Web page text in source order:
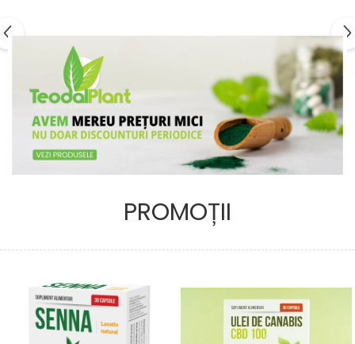
PROMOȚII